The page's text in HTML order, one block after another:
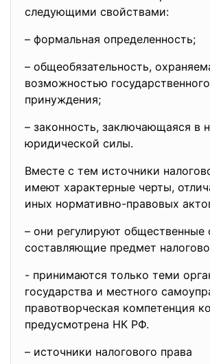
следующими свойствами:
– формальная определенность;
– общеобязательность,
возможностью государственного
принуждения;
– законность, заключающаяся в
юридической силы.
Вместе с тем источники
имеют характерные черты,
иных нормативно-правовых
– они регулируют общественные
составляющие предмет
- принимаются только теми
государства и местного
правотворческая компетенция
предусмотрена НК РФ.
– источники налогового права